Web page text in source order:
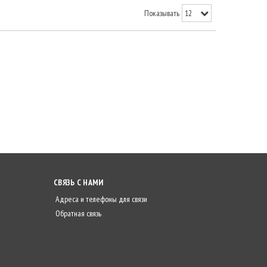
Показывать
СВЯЗЬ С НАМИ
Адреса и телефоны для связи
Обратная связь